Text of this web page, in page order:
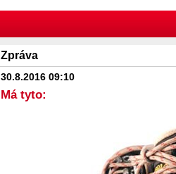
Zpráva
30.8.2016 09:10
Má tyto: